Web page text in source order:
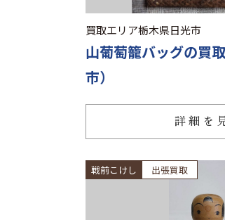
買取エリア栃木県日光市
山葡萄籠バッグの買
市）
詳細を
戦前こけし 出張買取